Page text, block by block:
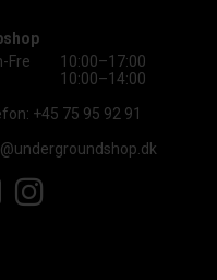
Fre
10:00–17:00
10:00–14:00
+45 75 95 92 91
FacebookInstagram